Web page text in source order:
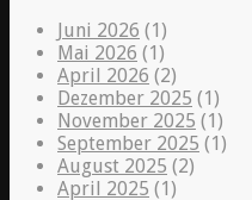
Juni 2026 (1)
Mai 2026 (1)
April 2026 (2)
Dezember 2025 (1)
November 2025 (1)
September 2025 (1)
August 2025 (2)
April 2025 (1)